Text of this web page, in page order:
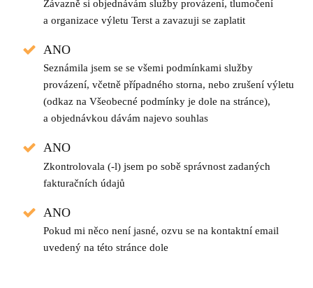
Závazně si objednávám služby provázení, tlumočení
a organizace výletu Terst a zavazuji se zaplatit
ANO
Seznámila jsem se se všemi podmínkami služby
provázení, včetně případného storna, nebo zrušení výletu
(odkaz na Všeobecné podmínky je dole na stránce),
a objednávkou dávám najevo souhlas
ANO
Zkontrolovala (-l) jsem po sobě správnost zadaných
fakturačních údajů
ANO
Pokud mi něco není jasné, ozvu se na kontaktní email
uvedený na této stránce dole